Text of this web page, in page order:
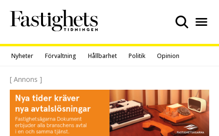
content
Nyheter Förvaltning Hållbarhet Politik Opinion
[ Annons ]